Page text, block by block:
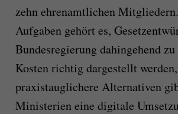
zehn ehrenamtlichen
Aufgaben gehört es,
Bundesregierung dahingehend
Kosten richtig dargestellt
praxistauglichere Alternativen
Ministerien eine digitale